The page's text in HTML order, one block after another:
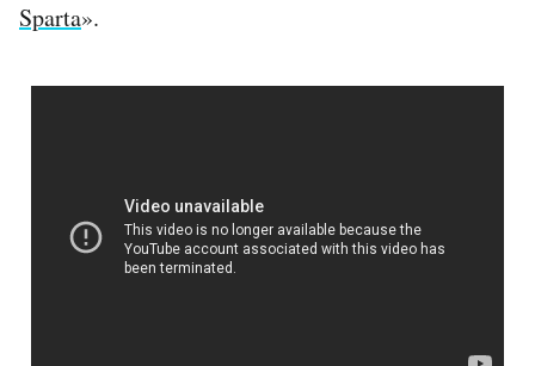
Hai bisogno di aiuto?
Sparta».